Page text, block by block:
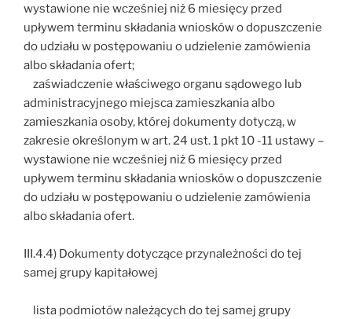
wystawione nie wcześniej niż 6 miesięcy przed
upływem terminu składania wniosków o dopuszczenie
do udziału w postępowaniu o udzielenie zamówienia
albo składania ofert;
zaświadczenie właściwego organu sądowego lub
administracyjnego miejsca zamieszkania albo
zamieszkania osoby, której dokumenty dotyczą, w
zakresie określonym w art. 24 ust. 1 pkt 10 -11 ustawy –
wystawione nie wcześniej niż 6 miesięcy przed
upływem terminu składania wniosków o dopuszczenie
do udziału w postępowaniu o udzielenie zamówienia
albo składania ofert.
III.4.4) Dokumenty dotyczące przynależności do tej
samej grupy kapitałowej
lista podmiotów należących do tej samej grupy